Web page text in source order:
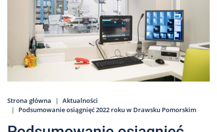
Kontakt
801
502
302
Strona główna
Aktualności
Podsumowanie osiągnięć 2022 roku w Drawsku Pomorskim